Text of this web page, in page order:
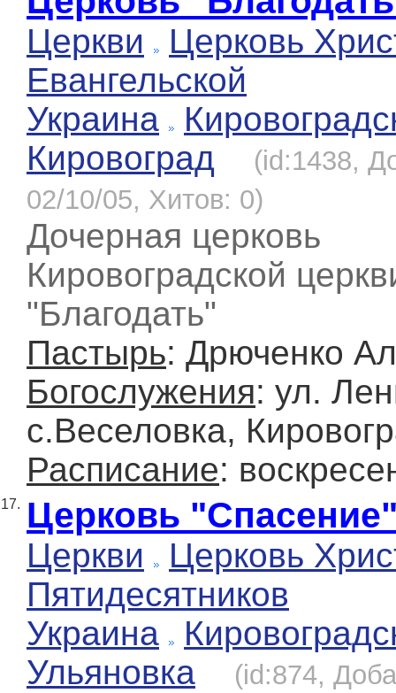
Церкви
Церковь
Евангельской
Украина
Кировоград
(id:1438,
02/10/05, Хитов: 0)
Дочерная церковь
Кировоградской
"Благодать"
Пастырь: Дрюченко
Богослужения: ул.
с.Веселовка,
Расписание:
17. Церковь
Церкви
Церковь
Пятидесятников
Украина
Ульяновка
(id:874,